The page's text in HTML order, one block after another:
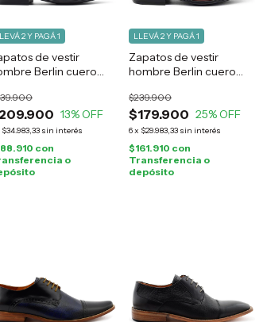
de vestir
Berlin cuero
13% OFF
$34.983,33 sin interés
2 Y PAGÁ 1
con
o
Zapatos de vestir
hombre Berlin cuero
$179.900
$239.900
25% OFF
6x $29.983,33 sin interés
LLEVÁ 2 Y PAGÁ 1
$161.910 con
Transferencia o
depósito